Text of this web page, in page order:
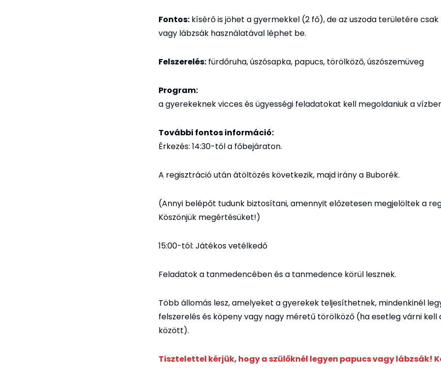
Fontos:kísérő is jöhet a gyermekkel (2 fő), de az uszoda területére
vagy lábzsák használatával léphet be.
Felszerelés:fürdőruha, úszósapka, papucs, törölköző, úszószemüveg
Program:
a gyerekeknek vicces és ügyességi feladatokat kell megoldaniuk a
További fontos információ:
Érkezés: 14:30-tól a főbejáraton.
A regisztráció után átöltözés következik, majd irány a Buborék.
(Annyi belépőt tudunk biztosítani, amennyit előzetesen megjelöltek a
Köszönjük megértésüket!)
15:00-tól: Játékos vetélkedő
Feladatok a tanmedencében és a tanmedence körül lesznek.
Több állomás lesz, amelyeket a gyerekek teljesíthetnek, mindenkinél
felszerelés és köpeny vagy nagy méretű törölköző (ha esetleg várni kell
között).
Tisztelettel kérjük, hogy a szülőknél legyen papucs vagy lábzsák!